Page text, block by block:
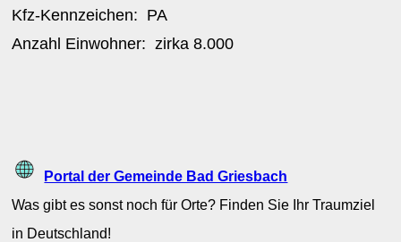
Kfz-Kennzeichen: PA
Anzahl Einwohner: zirka8.000
Portal der Gemeinde Bad Griesbach
Was gibt es sonst noch für Orte? Finden Sie Ihr Traumziel
in Deutschland!